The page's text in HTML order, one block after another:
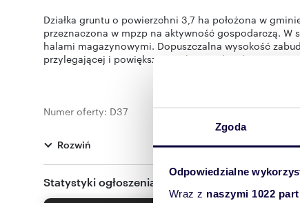
Zgoda
Odpowiedzialne
Wraz z naszymi 1022
Działka gruntu o powierzchni 3,7 ha położona w
przeznaczona w mpzp na aktywność gospodarczą. W
halami magazynowymi. Dopuszczalna wysokość
przylegającej i powiększenia obszaru do 7 ha. Cena 450
Numer oferty: D37
Rozwiń
Statystyki ogłoszenia: